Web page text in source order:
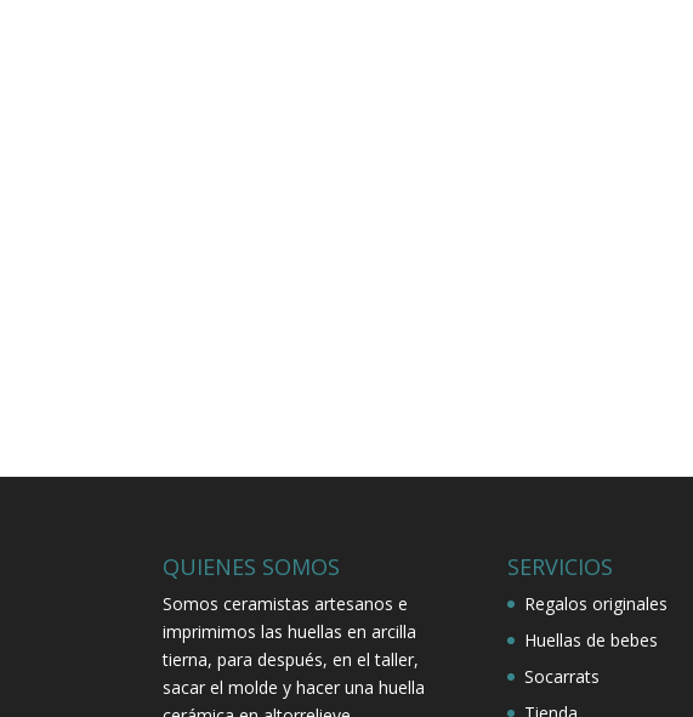
QUIENES SOMOS
Somos ceramistas artesanos e
imprimimos las huellas en arcilla
tierna, para después, en el taller,
sacar el molde y hacer una huella
SERVICIOS
Regalos originales
Huellas de bebes
Socarrats